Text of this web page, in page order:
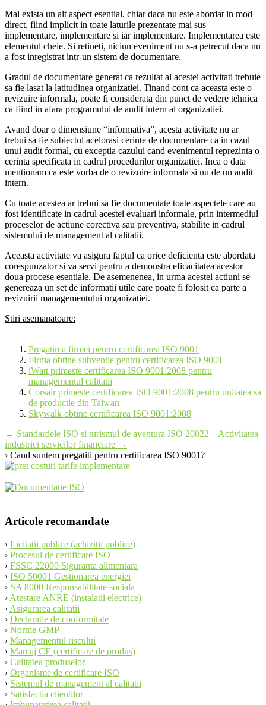
Mai exista un alt aspect esential, chiar daca nu este abordat in mod
direct, fiind implicit in toate laturile prezentate mai sus –
implementare, implementare si iar implementare. Implementarea este
elementul cheie. Si retineti, niciun eveniment nu s-a petrecut daca nu
a fost inregistrat intr-un sistem de documentare.
Gradul de documentare generat ca rezultat al acestei activitati trebuie
sa fie lasat la latitudinea organizatiei. Tinand cont ca aceasta este o
revizuire informala, poate fi considerata din punct de vedere tehnica
ca fiind in afara programului de audit intern al organizatiei.
Avand doar o dimensiune “informativa”, acesta activitate nu ar
trebui sa fie subiectul acelorasi cerinte de documentare ca in cazul
unui audit formal, cu exceptia cazului cand evenimentul reprezinta o
cerinta specificata in cadrul procedurilor organizatiei. Inca o data
mentionam ca este vorba de o revizuire informala si nu de un audit
intern.
Cu toate acestea ar trebui sa fie documentate toate aspectele care au
fost identificate in cadrul acestei evaluari informale, prin intermediul
proceselor de actiune corectiva sau preventiva, stabilite in cadrul
sistemului de management al calitatii.
Aceasta activitate va asigura faptul ca orice deficienta este abordata
corespunzator si va servi pentru a demonstra eficacitatea acestor
doua procese esentiale. De asemenenea, in urma acestei actiuni se
genereaza un set de informatii utile care poate fi folosit ca parte a
revizuirii managementului organizatiei.
Stiri asemanatoare:
Pregatirea firmei pentru certificarea ISO 9001
Firma obtine subventie pentru certificarea ISO 9001
iWatt primeste certificarea ISO 9001:2008 pentru
managementul calitatii
Corsair primeste certificarea ISO 9001:2008 pentru unitatea sa
de productie din Taiwan
Skywalk obtine certificarea ISO 9001:2008
Post
navigation
← Standardele ISO si turismul de aventura ISO 20022 – Activitatea
industriei servicilor financiare →
› Cand suntem pregatiti pentru certificarea ISO 9001?
Articole recomandate
› Licitatii publice (achizitii publice)
› Procesul de certificare ISO
› FSSC 22000 Siguranta alimentara
› ISO 50001 Gestionarea energiei
› SA 8000 Responsabilitate sociala
› Atestare ANRE (instalatii electrice)
› Asigurarea calitatii
› Declaratie de conformitate
› Norme GMP
› Managementul riscului
› Marcaj CE (certificare de produs)
› Calitatea produselor
› Organisme de certificare ISO
› Sistemul de management al calitatii
› Satisfactia clientilor